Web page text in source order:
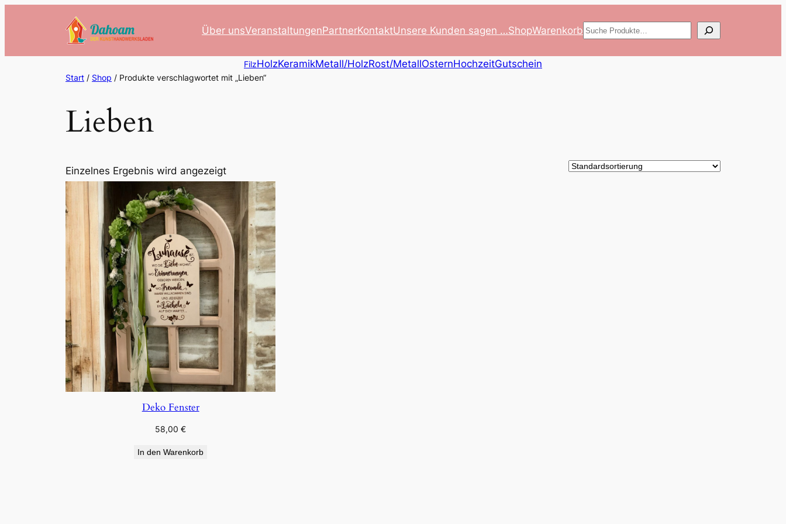
Über unsVeranstaltungenPartnerKontaktUnsere Kunden sagen …ShopWarenkorb Suchen
FilzHolzKeramikMetall/HolzRost/MetallOsternHochzeitGutschein
Start / Shop / Produkte verschlagwortet mit „Lieben“
Lieben
Einzelnes Ergebnis wird angezeigt
Deko Fenster
58,00€
In den Warenkorb